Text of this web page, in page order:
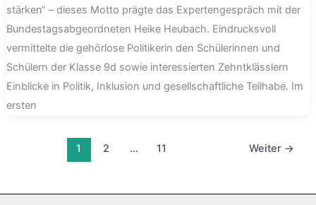
stärken“ – dieses Motto prägte das Expertengespräch mit der
Bundestagsabgeordneten Heike Heubach. Eindrucksvoll
vermittelte die gehörlose Politikerin den Schülerinnen und
Schülern der Klasse 9d sowie interessierten Zehntklässlern
Einblicke in Politik, Inklusion und gesellschaftliche Teilhabe. Im
ersten
1 2 … 11 Weiter →